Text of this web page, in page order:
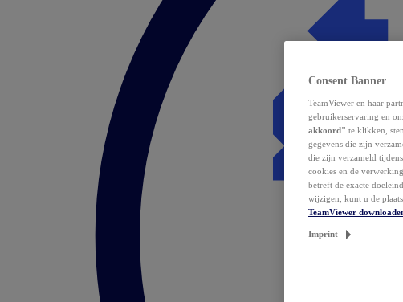
Consent Banner
TeamViewer en haar
gebruikerservaring en
akkoord" te klikken,
gegevens die zijn
die zijn verzameld
cookies en de
betreft de exacte
wijzigen, kunt u de
TeamViewer
Imprint